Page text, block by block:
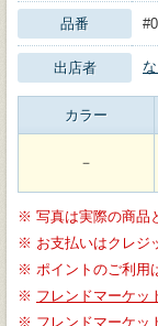
品番
出店者
カラー
－
※ 写真は実際の商品
※ お支払いはクレジ
※ ポイントのご利用
※ フレンドマーケッ
※ フレンドマーケッ